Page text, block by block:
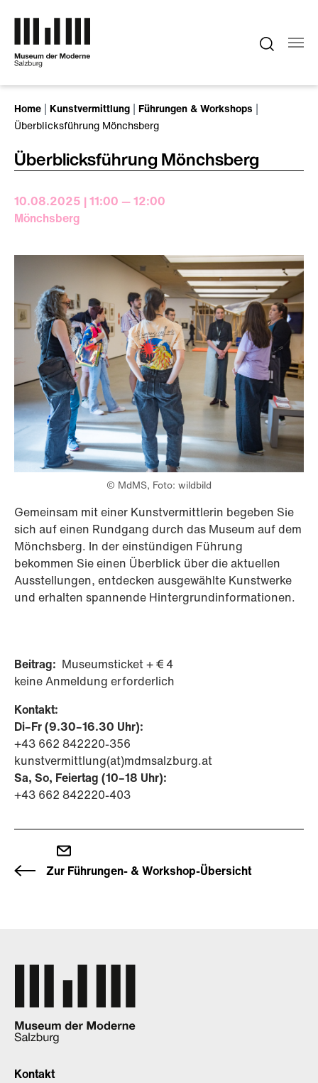
Home Kunstvermittlung
Führungen & Workshops
Überblicksführung Mönchsberg
Überblicksführung Mönchsberg
10.08.2025 | 11:00 — 12:00
Mönchsberg
© MdMS, Foto: wildbild
Gemeinsam mit einer Kunstvermittlerin begeben Sie
sich auf einen Rundgang durch das Museum auf dem
Mönchsberg. In der einstündigen Führung
bekommen Sie einen Überblick über die aktuellen
Ausstellungen, entdecken ausgewählte Kunstwerke
und erhalten spannende Hintergrundinformationen.
Beitrag: Museumsticket + € 4
keine Anmeldung erforderlich
Kontakt:
Di–Fr (9.30–16.30 Uhr):
+43 662 842220-356
kunstvermittlung(at)mdmsalzburg.at
Sa, So, Feiertag (10–18 Uhr):
+43 662 842220-403
Zur Führungen- & Workshop-Übersicht
Kontakt